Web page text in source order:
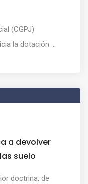
(CGPJ)
la dotación ...
a devolver
suelo
doctrina, de